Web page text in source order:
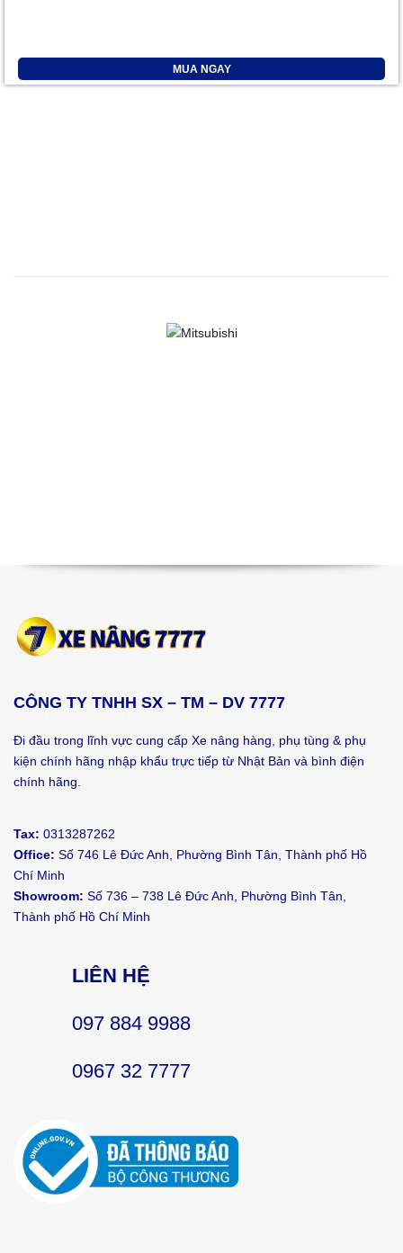
MUA NGAY
CÔNG TY TNHH SX – TM – DV 7777
Đi đầu trong lĩnh vực cung cấp Xe nâng hàng, phụ tùng & phụ
kiện chính hãng nhập khẩu trực tiếp từ Nhật Bản và bình điện
chính hãng.
Tax: 0313287262
Office: Số 746 Lê Đức Anh, Phường Bình Tân, Thành phố Hồ
Chí Minh
Showroom: Số 736 – 738 Lê Đức Anh, Phường Bình Tân,
Thành phố Hồ Chí Minh
LIÊN HỆ
097 884 9988
0967 32 7777